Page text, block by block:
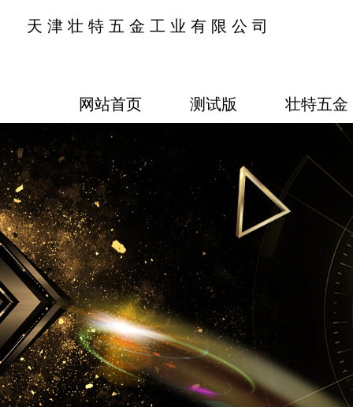
天津壮特五金工业有限公司
网站首页 测试版 壮特五金